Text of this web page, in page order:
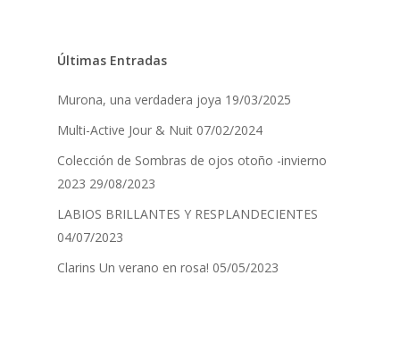
Últimas Entradas
Murona, una verdadera joya 19/03/2025
Multi-Active Jour & Nuit 07/02/2024
Colección de Sombras de ojos otoño -invierno
2023 29/08/2023
LABIOS BRILLANTES Y RESPLANDECIENTES
04/07/2023
Clarins Un verano en rosa! 05/05/2023